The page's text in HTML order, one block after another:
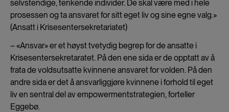
selvstendige, tenkende individer. De skal være med i hele
prosessen og ta ansvaret for sitt eget liv og sine egne valg.»
(Ansatt i Krisesentersekretariatet)
– «Ansvar» er et høyst tvetydig begrep for de ansatte i
Krisesentersekretaratet. På den ene sida er de opptatt av å
frata de voldsutsatte kvinnene ansvaret for volden. På den
andre sida er det å ansvarliggjøre kvinnene i forhold til eget
liv en sentral del av empowermentstrategien, forteller
Eggebø.